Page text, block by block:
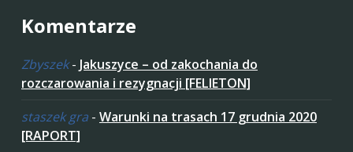
Komentarze
Zbyszek- Jakuszyce – od zakochania do
rozczarowania i rezygnacji [FELIETON]
staszek gra - Warunki na trasach 17 grudnia 2020
[RAPORT]